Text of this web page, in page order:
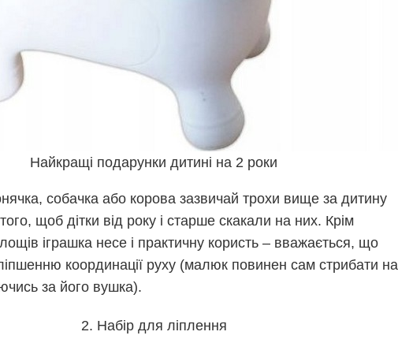
Найкращі подарунки дитині на 2 роки
собачка або корова зазвичай трохи вище за дитину
щоб дітки від року і старше скакали на них. Крім
іграшка несе і практичну користь – вважається, що
координації руху (малюк повинен сам стрибати на
за його вушка).
2. Набір для ліплення